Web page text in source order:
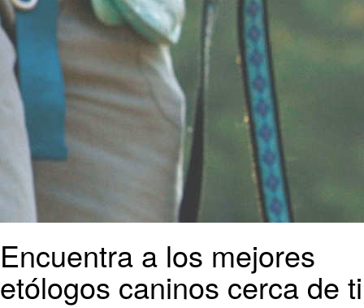
Encuentra a los mejores
etólogos caninos cerca de ti